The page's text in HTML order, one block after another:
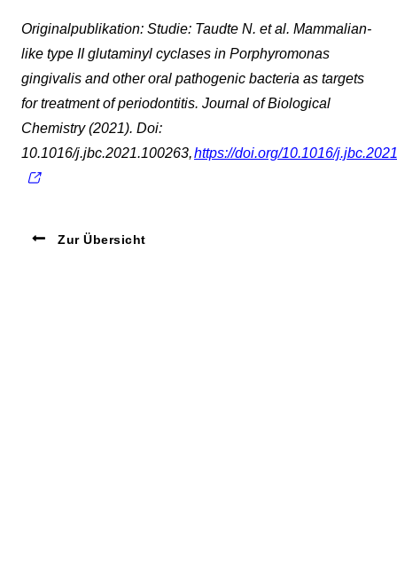
Originalpublikation: Studie: Taudte N. et al. Mammalian-
like type II glutaminyl cyclases in Porphyromonas
gingivalis and other oral pathogenic bacteria as targets
for treatment of periodontitis. Journal of Biological
Chemistry (2021). Doi:
10.1016/j.jbc.2021.100263,https://doi.org/10.1016/
Zur Übersicht